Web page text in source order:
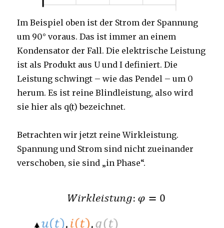
Im Beispiel oben ist der Strom der Spannung
um 90° voraus. Das ist immer an einem
Kondensator der Fall. Die elektrische Leistung
ist als Produkt aus U und I definiert. Die
Leistung schwingt – wie das Pendel – um 0
herum. Es ist reine Blindleistung, also wird
sie hier als q(t) bezeichnet.
Betrachten wir jetzt reine Wirkleistung.
Spannung und Strom sind nicht zueinander
verschoben, sie sind „in Phase“.